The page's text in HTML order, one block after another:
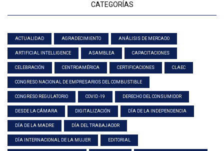
CATEGORÍAS
ACTUALIDAD AGRADECIMIENTO ANÁLISIS DE MERCADO
ARTIFICIAL INTELLIGENCE ASAMBLEA CAPACITACIONES
CELEBRACIÓN CENTROAMÉRICA CERTIFICACIONES CLAEC
CONGRESO NACIONAL DE EMPRESARIOS DEL COMBUSTIBLE
CONGRESO REGULATORIO COVID -19 DERECHO DEL CONSUMIDOR
DESDE LA CÁMARA DIGITALIZACIÓN DÍA DE LA INDEPENDENCIA
DÍA DE LA MADRE DÍA DEL TRABAJADOR
DÍA INTERNACIONAL DE LA MUJER EDITORIAL